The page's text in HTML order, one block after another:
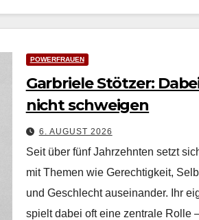
POWERFRAUEN
Garbriele Stötzer:
nicht schweigen
6. AUGUST 2026
Seit über fünf Jahrzehn­ten set­zt
mit The­men wie Gerechtigkeit,
und Geschlecht auseinan­der. Ihr
spielt dabei oft eine zen­trale Rolle